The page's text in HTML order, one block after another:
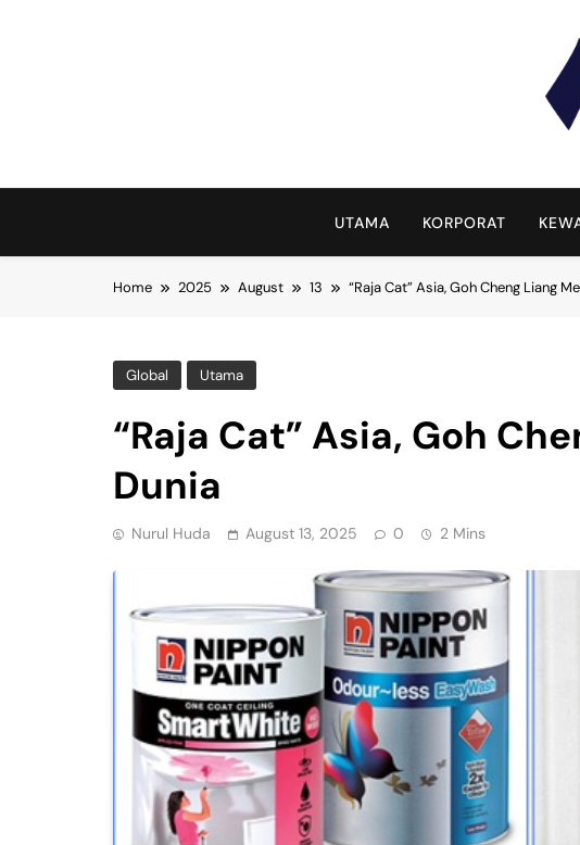
UTAMA KORPORAT
Home 2025 August 13 “Raja Cat” Asia, Goh Cheng Liang
Global Utama
“Raja Cat” Asia, Goh
Dunia
Nurul Huda August 13, 2025 0 2 Mins